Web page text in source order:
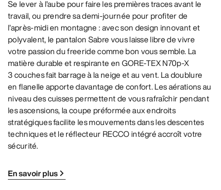
Se lever à l’aube pour faire les premières traces avant le
travail, ou prendre sa demi-journée pour profiter de
l’après-midi en montagne : avec son design innovant et
polyvalent, le pantalon Sabre vous laisse libre de vivre
votre passion du freeride comme bon vous semble. La
matière durable et respirante en GORE-TEX N70p-X
3 couches fait barrage à la neige et au vent. La doublure
en flanelle apporte davantage de confort. Les aérations au
niveau des cuisses permettent de vous rafraîchir pendant
les ascensions, la coupe préformée aux endroits
stratégiques facilite les mouvements dans les descentes
techniques et le réflecteur RECCO intégré accroît votre
sécurité.
En savoir plus